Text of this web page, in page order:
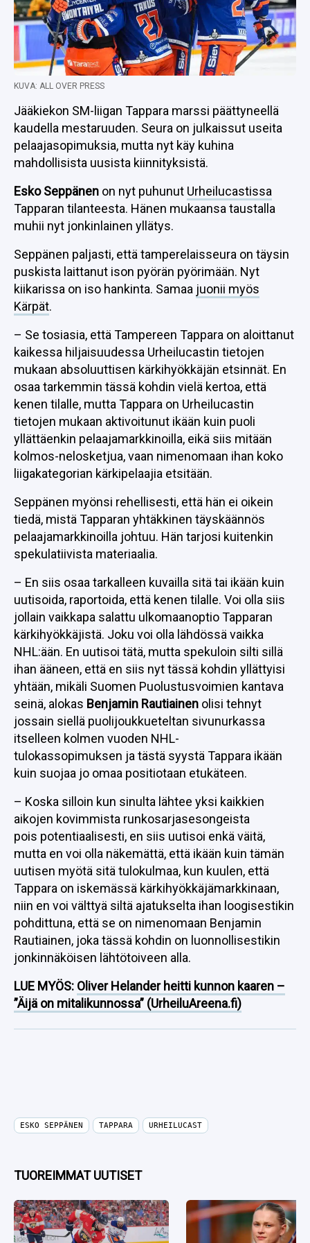
KUVA: ALL OVER PRESS
Jääkiekon SM-liigan Tappara marssi päättyneellä
kaudella mestaruuden. Seura on julkaissut useita
pelaajasopimuksia, mutta nyt käy kuhina
mahdollisista uusista kiinnityksistä.
Esko Seppänen on nyt puhunut Urheilucastissa
Tapparan tilanteesta. Hänen mukaansa taustalla
muhii nyt jonkinlainen yllätys.
Seppänen paljasti, että tamperelaisseura on täysin
puskista laittanut ison pyörän pyörimään. Nyt
kiikarissa on iso hankinta. Samaa juonii myös
Kärpät.
– Se tosiasia, että Tampereen Tappara on aloittanut
kaikessa hiljaisuudessa Urheilucastin tietojen
mukaan absoluuttisen kärkihyökkäjän etsinnät. En
osaa tarkemmin tässä kohdin vielä kertoa, että
kenen tilalle, mutta Tappara on Urheilucastin
tietojen mukaan aktivoitunut ikään kuin puoli
yllättäenkin pelaajamarkkinoilla, eikä siis mitään
kolmos-nelosketjua, vaan nimenomaan ihan koko
liigakategorian kärkipelaajia etsitään.
Seppänen myönsi rehellisesti, että hän ei oikein
tiedä, mistä Tapparan yhtäkkinen täyskäännös
pelaajamarkkinoilla johtuu. Hän tarjosi kuitenkin
spekulatiivista materiaalia.
– En siis osaa tarkalleen kuvailla sitä tai ikään kuin
uutisoida, raportoida, että kenen tilalle. Voi olla siis
jollain vaikkapa salattu ulkomaanoptio Tapparan
kärkihyökkäjistä. Joku voi olla lähdössä vaikka
NHL:ään. En uutisoi tätä, mutta spekuloin silti sillä
ihan ääneen, että en siis nyt tässä kohdin yllättyisi
yhtään, mikäli Suomen Puolustusvoimien kantava
seinä, alokas Benjamin Rautiainen olisi tehnyt
jossain siellä puolijoukkueteltan sivunurkassa
itselleen kolmen vuoden NHL-
tulokassopimuksen ja tästä syystä Tappara ikään
kuin suojaa jo omaa positiotaan etukäteen.
– Koska silloin kun sinulta lähtee yksi kaikkien
aikojen kovimmista runkosarjasesongeista
pois potentiaalisesti, en siis uutisoi enkä väitä,
mutta en voi olla näkemättä, että ikään kuin tämän
uutisen myötä sitä tulokulmaa, kun kuulen, että
Tappara on iskemässä kärkihyökkäjämarkkinaan,
niin en voi välttyä siltä ajatukselta ihan loogisestikin
pohdittuna, että se on nimenomaan Benjamin
Rautiainen, joka tässä kohdin on luonnollisestikin
jonkinnäköisen lähtötoiveen alla.
LUE MYÖS: Oliver Helander heitti kunnon kaaren –
”Äijä on mitalikunnossa” (UrheiluAreena.fi)
ESKO SEPPÄNEN TAPPARA URHEILUCAST
TUOREIMMAT UUTISET